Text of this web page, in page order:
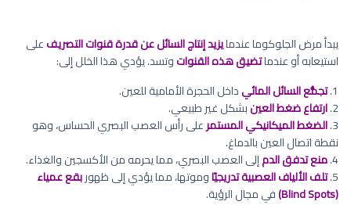
يبدأ مرض الجلوكوما عندمايزيد إنتاج السائل عن قدرة قنوات التصريفعلى
استيعابه أو عندماتضيق هذه القنواتوتسد. يؤدي هذا الخلل إلى:
1. تجمُّع السائل المائيداخل الحجرة الأمامية للعين.
2. ارتفاع ضغط العينبشكل غير طبيعي.
3. الضغط الميكانيكي المستمرعلى رأس العصب البصري الحساس، وهو
نقطة اتصال العين بالدماغ.
4. منع تدفق الدمإلى العصب البصري، مما يحرمه من الأكسجين والغذاء.
5. تلف الألياف العصبية تدريجيًاوموتها، مما يؤدي إلى ظهوربقع عمياء
(Blind Spots)
في مجال الرؤية.